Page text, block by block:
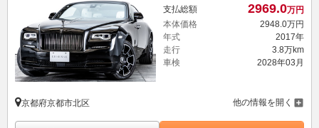
支払総額 2969.0万円
本体価格
2948. 0万円
年式
2017年
走行
3.8万km
車検
2028年03月
京都府京都市北区 他の情報を開く